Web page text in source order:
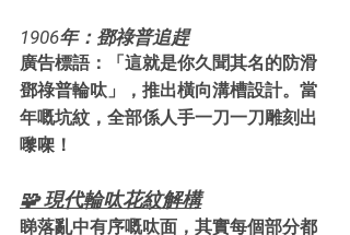
1906年：鄧祿普追趕
廣告標語：「這就是你久聞其名的防滑
鄧祿普輪呔」，推出橫向溝槽設計。當
年嘅坑紋，全部係人手一刀一刀雕刻出
嚟㗎！
🧩 現代輪呔花紋解構
睇落亂中有序嘅呔面，其實每個部分都